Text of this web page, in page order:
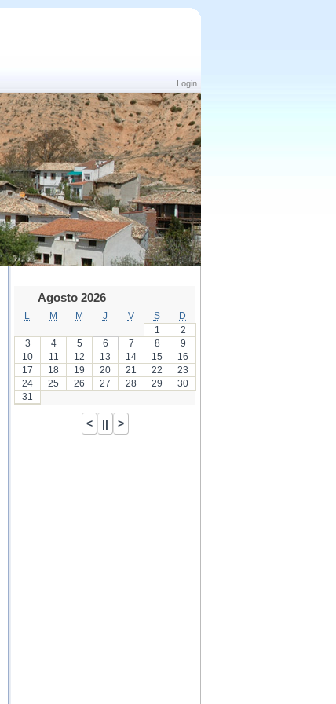
Login
Agosto 2026
M M J V S
D
1
2
3
4 5 6 7 8
9
10
11 12 13 14 15
16
17
18 19 20 21 22
23
24
25 26 27 28 29
30
31